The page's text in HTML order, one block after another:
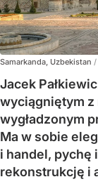
Samarkanda, Uzbekistan /
Jacek
wyciągniętym
wygładzonym
Ma w sobie
i handel, pychę
rekonstrukcję i